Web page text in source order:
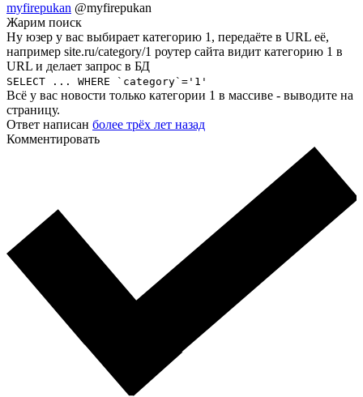
myfirepukan @myfirepukan
Жарим поиск
Ну юзер у вас выбирает категорию 1, передаёте в URL её,
например site.ru/category/1 роутер сайта видит категорию 1 в
URL и делает запрос в БД
SELECT ... WHERE `category`='1'
Всё у вас новости только категории 1 в массиве - выводите на
страницу.
Ответ написан более трёх лет назад
Комментировать